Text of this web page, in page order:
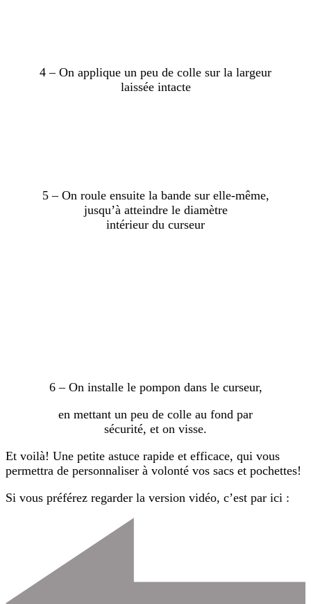
4 – On applique un peu de colle sur la largeur
laissée intacte
5 – On roule ensuite la bande sur elle-même,
jusqu’à atteindre le diamètre
intérieur du curseur
6 – On installe le pompon dans le curseur,
en mettant un peu de colle au fond par
sécurité, et on visse.
Et voilà! Une petite astuce rapide et efficace, qui vous
permettra de personnaliser à volonté vos sacs et pochettes!
Si vous préférez regarder la version vidéo, c’est par ici :
Navigation
d'article